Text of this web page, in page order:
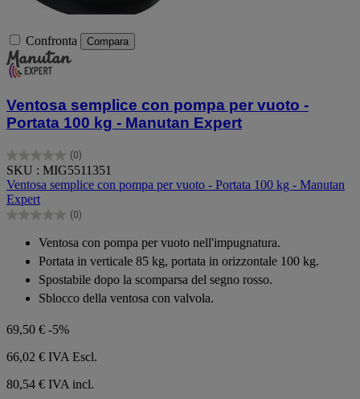
Confronta Compara
Ventosa semplice con pompa per vuoto -
Portata 100 kg - Manutan Expert
(0)
0.0
su
5
stelle.
SKU : MIG5511351
Ventosa semplice con pompa per vuoto - Portata 100 kg - Manutan
Expert
(0)
0.0
stelle.
Ventosa con pompa per vuoto nell'impugnatura.
Portata in verticale 85 kg, portata in orizzontale 100 kg.
Spostabile dopo la scomparsa del segno rosso.
Sblocco della ventosa con valvola.
69,50 € -5%
66,02 € IVA Escl.
80,54 € IVA incl.